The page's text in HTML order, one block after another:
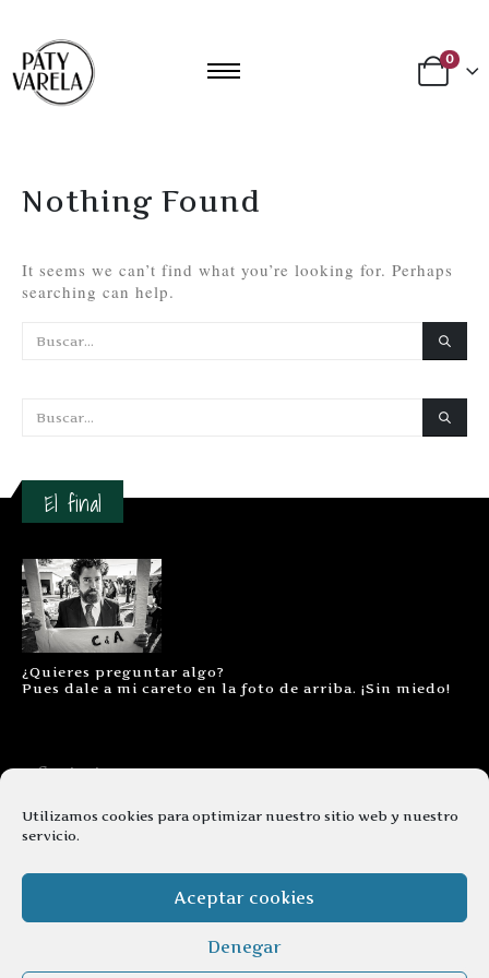
Utilizamos cookies para optimizar nuestro sitio web y nuestro
servicio.
Aceptar cookies
Denegar
0
Nothing Found
It seems we can’t find what you’re looking for. Perhaps
searching can help.
El final
¿Quieres preguntar algo?
Pues dale a mi careto en la foto de arriba. ¡Sin miedo!
Contacto
Aviso legal